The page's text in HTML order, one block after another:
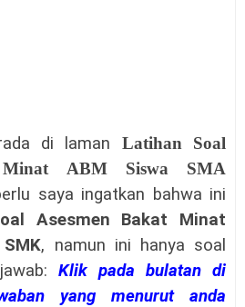
di laman Latihan Soal
Minat ABM Siswa SMA
saya ingatkan bahwa ini
Asesmen Bakat Minat
, namun ini hanya soal
Klik pada bulatan di
yang menurut anda